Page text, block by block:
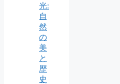
光:
自
然
の
美
と
歴
史